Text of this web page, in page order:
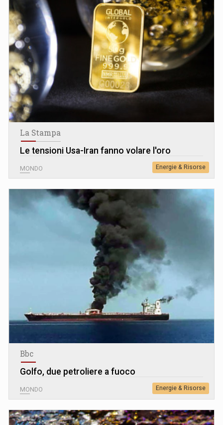
La Stampa
Le tensioni Usa-Iran fanno volare l'oro
MONDO Energie & Risorse
Bbc
Golfo, due petroliere a fuoco
MONDO Energie & Risorse